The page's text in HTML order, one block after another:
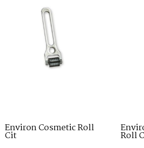
Environ Cosmetic Roll
Cit Roll